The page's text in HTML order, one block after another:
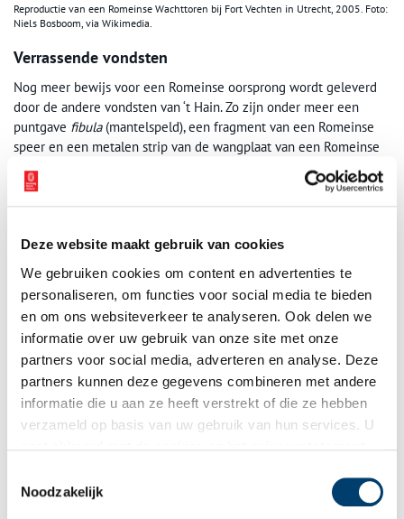
Deze website maakt gebruik van cookies
We gebruiken cookies om content en advertenties te
personaliseren, om functies voor social media te bieden
en om ons websiteverkeer te analyseren. Ook delen we
informatie over uw gebruik van onze site met onze
partners voor social media, adverteren en analyse. Deze
partners kunnen deze gegevens combineren met andere
informatie die u aan ze heeft verstrekt of die ze hebben
verzameld op basis van uw gebruik van hun services. U
Noodzakelijk
Reproductie van een Romeinse Wachttoren bij Fort Vechten in Utrecht, 2005. Foto:
Niels Bosboom, via Wikimedia.
Verrassende vondsten
Nog meer bewijs voor een Romeinse oorsprong wordt geleverd
door de andere vondsten van ‘t Hain. Zo zijn onder meer een
puntgave fibula(mantelspeld), een fragment van een Romeinse
speer en een metalen strip van de wangplaat van een Romeinse
helm aangetroffen. Maar ook zo’n 6.500 scherven en soms zelfs
complete potten van inheems en
Romeins aardewerk. Allen
typische voorwerpen uit Romeinse legerkampen.
Het gebied van ‘t Hain lag destijds ver buiten de grenzen van het
de meest noordelijke Romeinse militaire nederzetting op het
vasteland. Dankzij deze vondst weten we nu dat de Romeinen
een stuk noordelijker zijn gekomen dan we altijd dachten. En
daarmee heeft de Zaanstreek een bijzonder stukje geschiedenis
in huis.